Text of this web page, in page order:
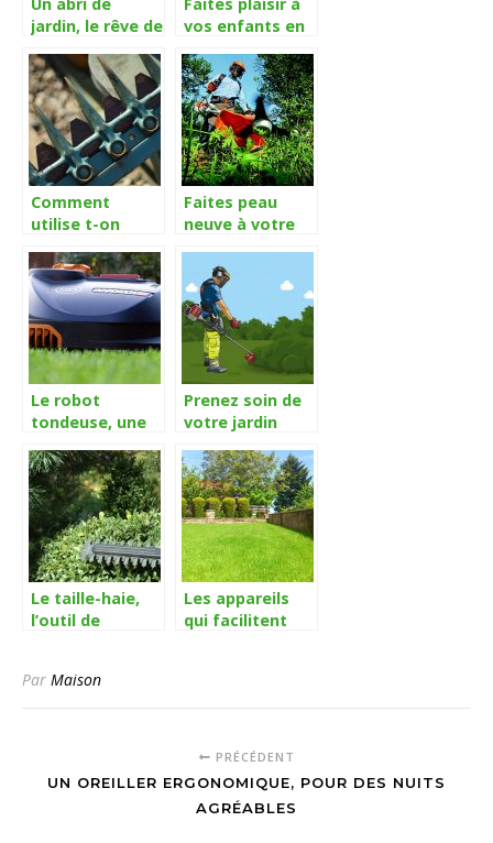
Un abri de
jardin, le rêve de
d’homme
Faites plaisir à
vos enfants en
un toboggan
chez vous
Comment
utilise t-on
un broyeur de
végétaux ?
Faites peau
neuve à votre
débroussailleuse
thermique
Le robot
tondeuse, une
efficace
Prenez soin de
votre jardin
débroussailleuse
Le taille-haie,
l’outil de
pour discipliner
Les appareils
qui facilitent
Par Maison
PRÉCÉDENT
UN OREILLER ERGONOMIQUE, POUR DES NUITS
AGRÉABLES